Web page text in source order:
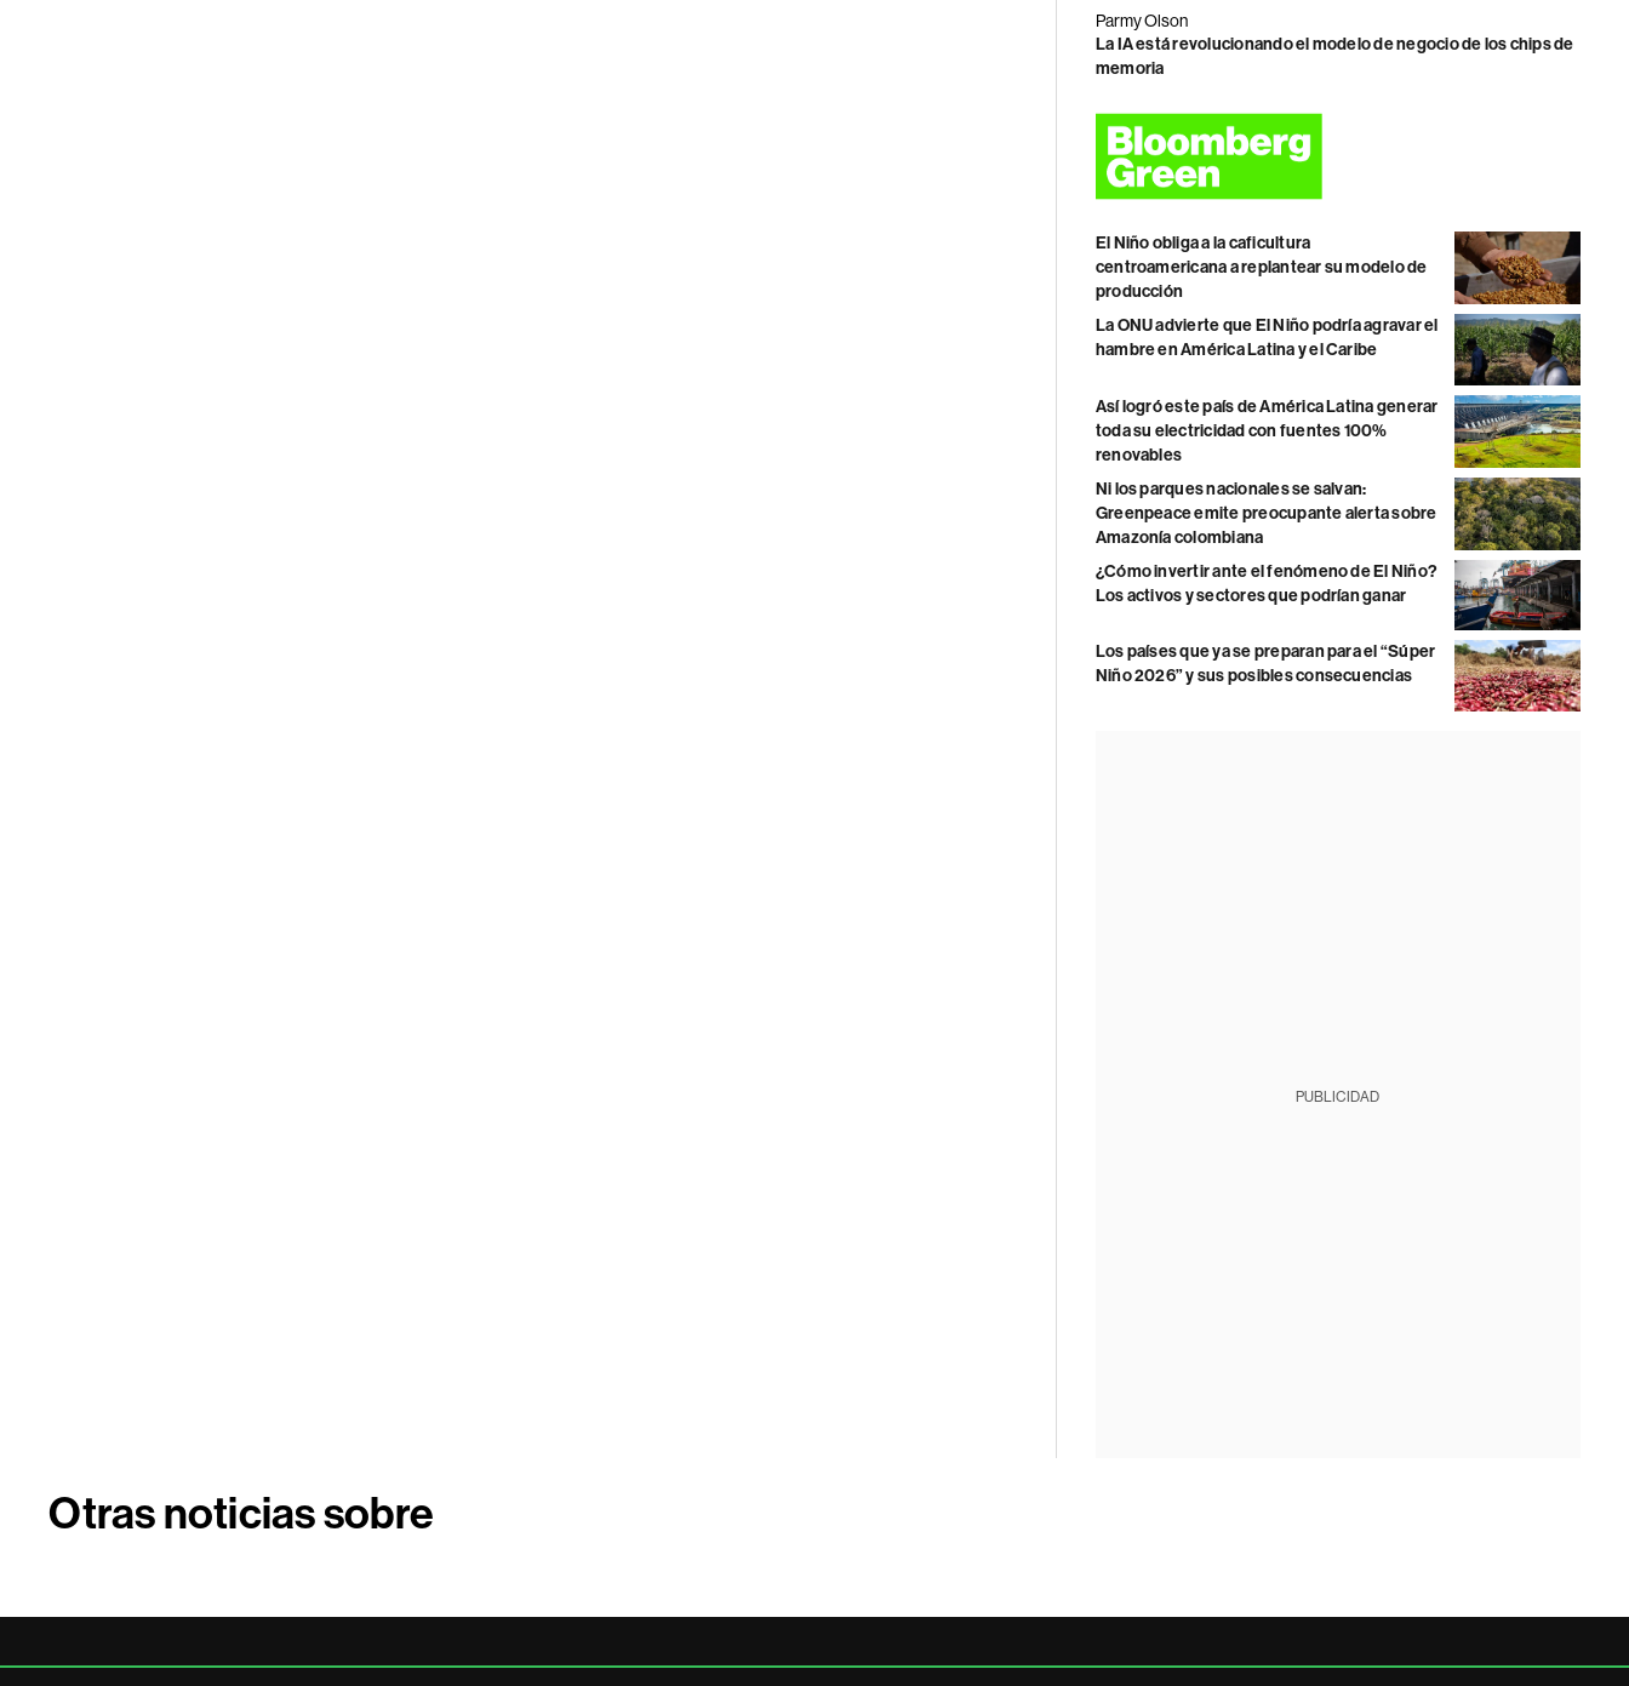
Parmy Olson
La IA está revolucionando el modelo de negocio de los chips de
memoria
El Niño obliga a la caficultura
centroamericana a replantear su modelo de
producción
La ONU advierte que El Niño podría agravar el
hambre en América Latina y el Caribe
Así logró este país de América Latina generar
toda su electricidad con fuentes 100%
renovables
Ni los parques nacionales se salvan:
Greenpeace emite preocupante alerta sobre
Amazonía colombiana
¿Cómo invertir ante el fenómeno de El Niño?
Los activos y sectores que podrían ganar
Los países que ya se preparan para el “Súper
Niño 2026” y sus posibles consecuencias
PUBLICIDAD
Otras noticias sobre